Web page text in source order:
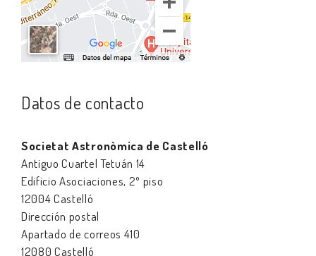
Datos de contacto
Societat Astronòmica de Castelló
Antiguo Cuartel Tetuán 14
Edificio Asociaciones, 2º piso
12004 Castelló
Dirección postal
Apartado de correos 410
12080 Castelló